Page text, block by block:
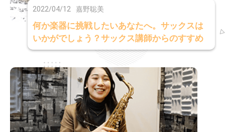
2022/04/12 嘉野聡美
何か楽器に挑戦したいあなたへ。サックスは
いかがでしょう？サックス講師からのすすめ